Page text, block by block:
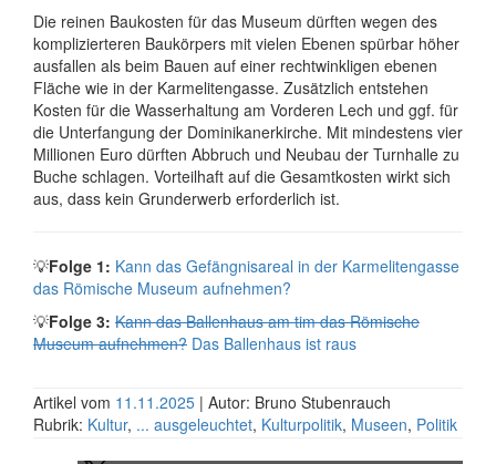
Die reinen Baukosten für das Museum dürften wegen des
kompli­zier­teren Baukörpers mit vielen Ebenen spürbar höher
ausfallen als beim Bauen auf einer recht­winkligen ebenen
Fläche wie in der Karmeliten­gasse. Zusätzlich entstehen
Kosten für die Wasser­haltung am Vorderen Lech und ggf. für
die Unter­fangung der Domini­kaner­kirche. Mit mindestens vier
Millionen Euro dürften Abbruch und Neubau der Turnhalle zu
Buche schlagen. Vorteil­haft auf die Gesamt­kosten wirkt sich
aus, dass kein Grund­erwerb erforderlich ist.
💡Folge 1: Kann das Gefängnisareal in der Karmeliten­­gasse
das Römische Museum aufnehmen?
💡Folge 3: Kann das Ballenhaus am tim das Römische
Museum aufnehmen? Das Ballenhaus ist raus
Artikel vom 11.11.2025 | Autor: Bruno Stubenrauch
Rubrik: Kultur, ... ausgeleuchtet, Kulturpolitik, Museen, Politik